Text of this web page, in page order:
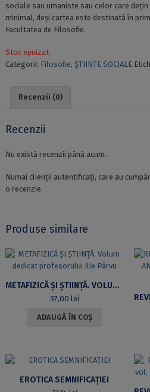
sociale sau umaniste sau celor care
minimal, deși cartea este destinată în
Facultatea de Filosofie.
Stoc epuizat
Categorii: Filosofie, ȘTIINȚE SOCIALE
Recenzii (0)
Recenzii
Nu există recenzii până acum.
Numai clienții autentificați, care au
o recenzie.
Produse similare
METAFIZICĂ ȘI ȘTIINȚĂ. VOLUM DEDICAT PROFESORULUI ILIE PÂRVU
37,00 lei
ADAUGĂ ÎN COȘ
EROTICA SEMNIFICAȚIEI